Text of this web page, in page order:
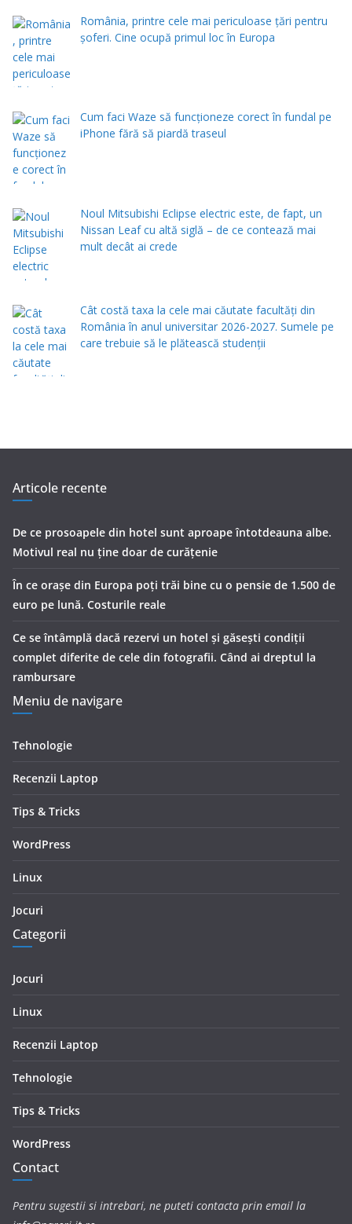
România, printre cele mai periculoase țări pentru
șoferi. Cine ocupă primul loc în Europa
Cum faci Waze să funcționeze corect în fundal pe
iPhone fără să piardă traseul
Noul Mitsubishi Eclipse electric este, de fapt, un
Nissan Leaf cu altă siglă – de ce contează mai
mult decât ai crede
Cât costă taxa la cele mai căutate facultăți din
România în anul universitar 2026-2027. Sumele pe
care trebuie să le plătească studenții
Articole recente
De ce prosoapele din hotel sunt aproape întotdeauna albe.
Motivul real nu ține doar de curățenie
În ce orașe din Europa poți trăi bine cu o pensie de 1.500 de
euro pe lună. Costurile reale
Ce se întâmplă dacă rezervi un hotel și găsești condiții
complet diferite de cele din fotografii. Când ai dreptul la
rambursare
Meniu de navigare
Tehnologie
Recenzii Laptop
Tips & Tricks
WordPress
Linux
Jocuri
Categorii
Jocuri
Linux
Recenzii Laptop
Tehnologie
Tips & Tricks
WordPress
Contact
Pentru sugestii si intrebari, ne puteti contacta prin email la